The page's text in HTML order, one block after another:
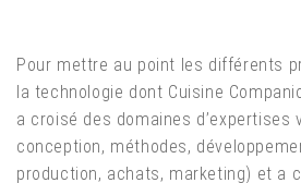
Pour mettre au point les différents
la technologie dont Cuisine
a croisé des domaines d’expertises
conception, méthodes,
production, achats, marketing) et a